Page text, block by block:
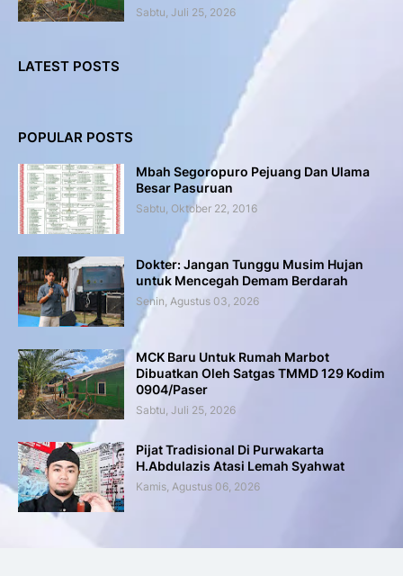
Sabtu, Juli 25, 2026
LATEST POSTS
POPULAR POSTS
Mbah Segoropuro Pejuang Dan Ulama
Besar Pasuruan
Sabtu, Oktober 22, 2016
Dokter: Jangan Tunggu Musim Hujan
untuk Mencegah Demam Berdarah
Senin, Agustus 03, 2026
MCK Baru Untuk Rumah Marbot
Dibuatkan Oleh Satgas TMMD 129 Kodim
0904/Paser
Sabtu, Juli 25, 2026
Pijat Tradisional Di Purwakarta
H.Abdulazis Atasi Lemah Syahwat
Kamis, Agustus 06, 2026